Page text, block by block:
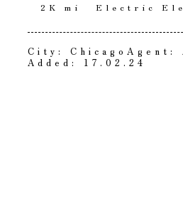
2K mi Electric
City: ChicagoAgent:
Added:
17.02.24